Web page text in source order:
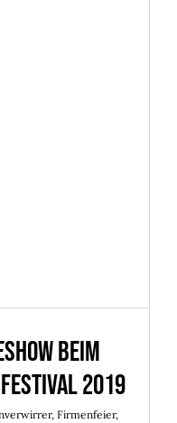
beim
2019
, Firmenfeier,